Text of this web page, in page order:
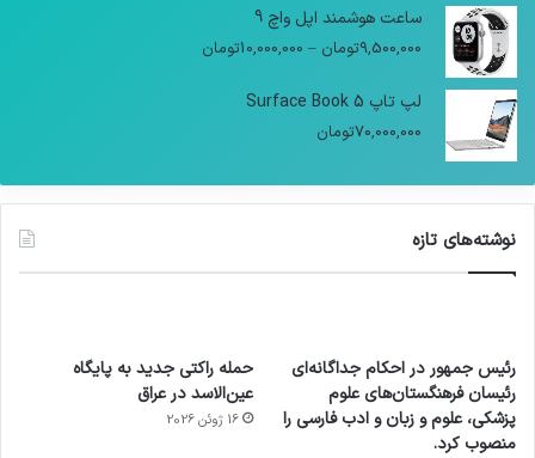
ساعت هوشمند اپل واچ 9
9,500,000تومان –
10,000,000تومان
لپ تاپ Surface Book 5
70,000,000تومان
نوشته‌های تازه
رئیس جمهور در احکام جداگانه‌ای
رئیسان فرهنگستان‌های علوم
پزشکی، علوم و زبان و ادب فارسی را
منصوب کرد.
حمله راکتی جدید به پایگاه
عین‌الاسد در عراق
16 ژوئن 2026